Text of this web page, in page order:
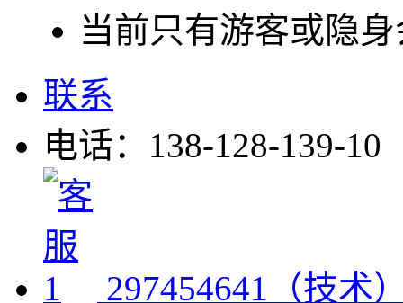
当前只有游客或隐
联系
电话：138-128-139-10
297454641（技术